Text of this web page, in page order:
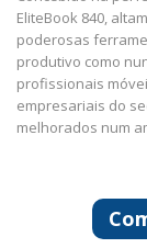
EliteBook 840,
poderosas
produtivo como
profissionais
empresariais do
melhorados num